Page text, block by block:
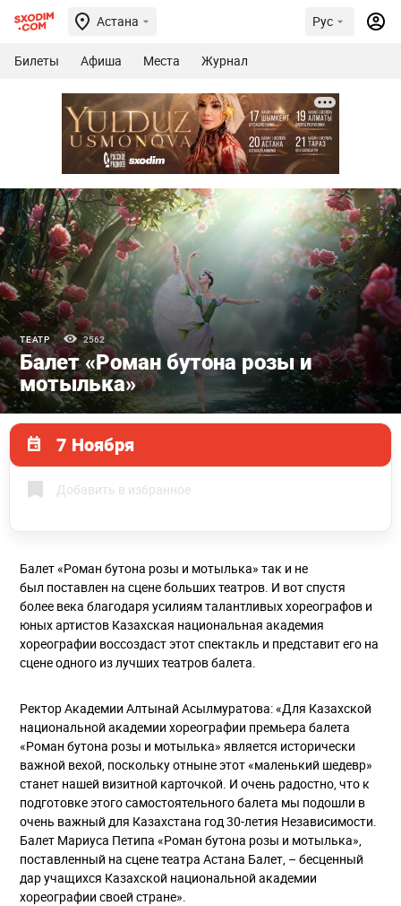
Астана Рус
Билеты Афиша Места Журнал
ТЕАТР 2562
Балет «Роман бутона розы и
мотылька»
7 Ноября
Добавить в избранное
Балет «Роман бутона розы и мотылька» так и не
был поставлен на сцене больших театров. И вот спустя
более века благодаря усилиям талантливых хореографов и
юных артистов Казахская национальная академия
хореографии воссоздаст этот спектакль и представит его на
сцене одного из лучших театров балета.
Ректор Академии Алтынай Асылмуратова: «Для Казахской
национальной академии хореографии премьера балета
«Роман бутона розы и мотылька» является исторически
важной вехой, поскольку отныне этот «маленький шедевр»
станет нашей визитной карточкой. И очень радостно, что к
подготовке этого самостоятельного балета мы подошли в
очень важный для Казахстана год 30-летия Независимости.
Балет Мариуса Петипа «Роман бутона розы и мотылька»,
поставленный на сцене театра Астана Балет, – бесценный
дар учащихся Казахской национальной академии
хореографии своей стране».